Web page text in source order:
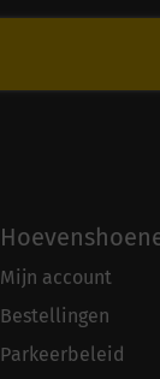
Mijn account
Bestellingen
Parkeerbeleid